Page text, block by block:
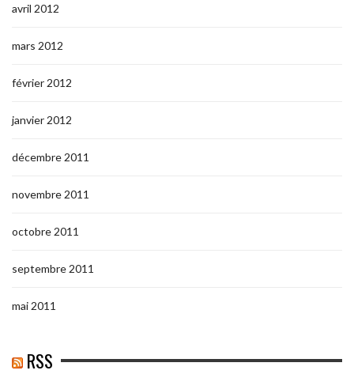
avril 2012
mars 2012
février 2012
janvier 2012
décembre 2011
novembre 2011
octobre 2011
septembre 2011
mai 2011
RSS